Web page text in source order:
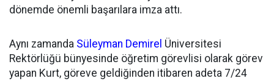
dönemde önemli başarılara imza attı.
Aynı zamanda Süleyman Demirel Üniversitesi
Rektörlüğü bünyesinde öğretim görevlisi olarak görev
yapan Kurt, göreve geldiğinden itibaren adeta 7/24